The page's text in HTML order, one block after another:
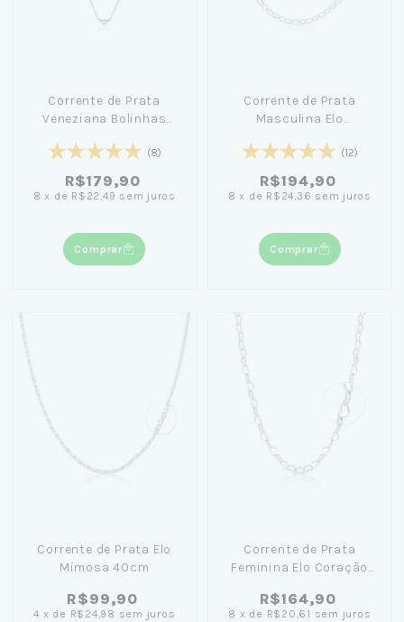
Corrente de Prata
Veneziana Bolinhas
(8)
R$179,90
8 x de R$22,49 sem juros
Comprar
Corrente de Prata
Masculina Elo
70cm
(12)
R$194,90
8 x de R$24,36 sem juros
Comprar
Corrente de Prata Elo
Mimosa 40cm
R$99,90
4 x de R$24,98 sem juros
Corrente de Prata
Feminina Elo Coração
R$164,90
8 x de R$20,61 sem juros